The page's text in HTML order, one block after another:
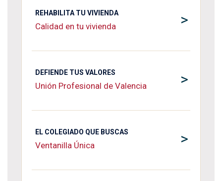
>
REHABILITA TU VIVIENDA
Calidad en tu vivienda
>
DEFIENDE TUS VALORES
Unión Profesional de Valencia
>
EL COLEGIADO QUE BUSCAS
Ventanilla Única